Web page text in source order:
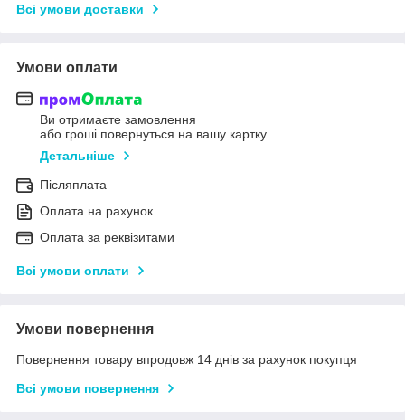
Всі умови доставки
Умови оплати
Ви отримаєте замовлення
або гроші повернуться на вашу картку
Детальніше
Післяплата
Оплата на рахунок
Оплата за реквізитами
Всі умови оплати
Умови повернення
Повернення товару впродовж 14 днів за рахунок покупця
Всі умови повернення